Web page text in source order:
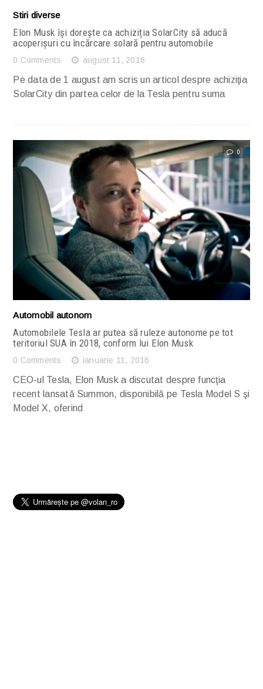
Stiri diverse
Elon Musk își dorește ca achiziția SolarCity să aducă
acoperișuri cu încărcare solară pentru automobile
0 Comments august 11, 2016
Pe data de 1 august am scris un articol despre achiziţia
SolarCity din partea celor de la Tesla pentru suma
0
Citește articolul complet
Automobil autonom
Automobilele Tesla ar putea să ruleze autonome pe tot
teritoriul SUA în 2018, conform lui Elon Musk
0 Comments ianuarie 11, 2016
CEO-ul Tesla, Elon Musk a discutat despre funcţia
recent lansată Summon, disponibilă pe Tesla Model S şi
Model X, oferind